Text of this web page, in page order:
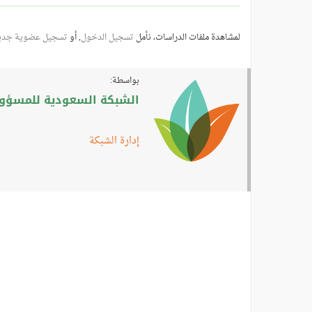
لمشاهدة ملفات الدراسات، نأمل تسجيل الدخول, أوتسجيل عضوية
بواسطة:
الشبكة السعودية
إدارة الشبكة